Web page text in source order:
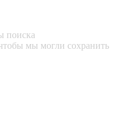
поиска
мы могли сохранить